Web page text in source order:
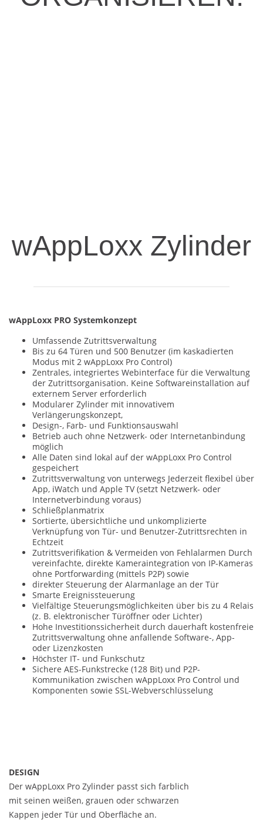
wAppLoxx Zylinder
wAppLoxx PRO Systemkonzept
Umfassende Zutrittsverwaltung
Bis zu 64 Türen und 500 Benutzer (im kaskadierten
Modus mit 2 wAppLoxx Pro Control)
Zentrales, integriertes Webinterface für die Verwaltung
der Zutrittsorganisation. Keine Softwareinstallation auf
externem Server erforderlich
Modularer Zylinder mit innovativem
Verlängerungskonzept,
Design-, Farb- und Funktionsauswahl
Betrieb auch ohne Netzwerk- oder Internetanbindung
möglich
Alle Daten sind lokal auf der wAppLoxx Pro Control
gespeichert
Zutrittsverwaltung von unterwegs Jederzeit flexibel über
App, iWatch und Apple TV (setzt Netzwerk- oder
Internetverbindung voraus)
Schließplanmatrix
Sortierte, übersichtliche und unkomplizierte
Verknüpfung von Tür- und Benutzer-Zutrittsrechten in
Echtzeit
Zutrittsverifikation & Vermeiden von Fehlalarmen Durch
vereinfachte, direkte Kameraintegration von IP-Kameras
ohne Portforwarding (mittels P2P) sowie
direkter Steuerung der Alarmanlage an der Tür
Smarte Ereignissteuerung
Vielfältige Steuerungsmöglichkeiten über bis zu 4 Relais
(z. B. elektronischer Türöffner oder Lichter)
Hohe Investitionssicherheit durch dauerhaft kostenfreie
Zutrittsverwaltung ohne anfallende Software-, App-
oder Lizenzkosten
Höchster IT- und Funkschutz
Sichere AES-Funkstrecke (128 Bit) und P2P-
Kommunikation zwischen wAppLoxx Pro Control und
Komponenten sowie SSL-Webverschlüsselung
DESIGN
Der wAppLoxx Pro Zylinder passt sich farblich
mit seinen weißen, grauen oder schwarzen
Kappen jeder Tür und Oberfläche an.